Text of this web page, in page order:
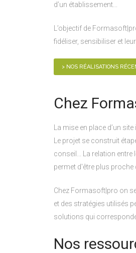
d’un établissement...
L’objectif de
fidéliser, sensibiliser et
> NOS RÉALISATIONS
Chez
La mise en place d’un
Le projet se construit
conseil... La relation
permet d'être plus
Chez Formasoft|pro on
et des stratégies utilisés
solutions qui
Nos